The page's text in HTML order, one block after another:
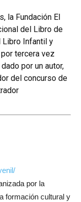
la Fundación El
del Libro de
Libro Infantil y
tercera vez
por un autor,
del concurso de
por la
formación cultural y